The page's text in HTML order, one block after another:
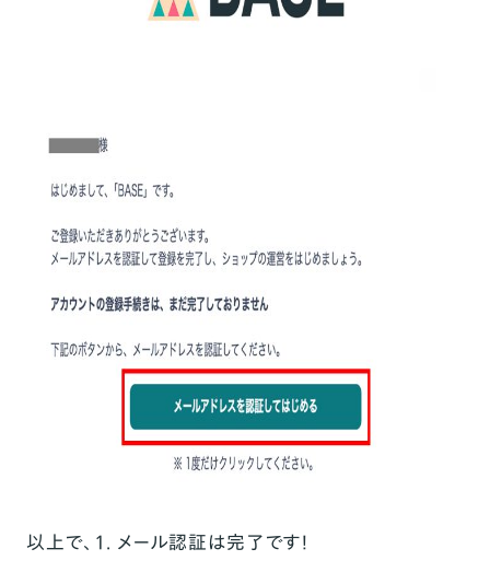
以上で、1. メール認証は完了です！